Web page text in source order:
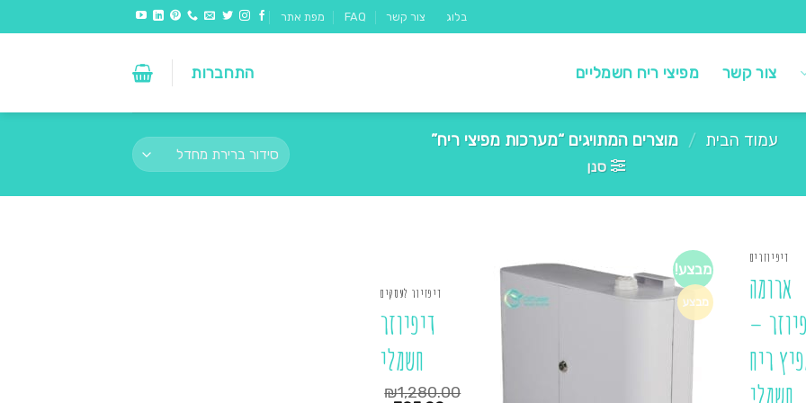
בלוג צור קשר FAQ מפת אתר
צור קשר מפיצי ריח חשמליים התחברות
עמוד הבית / מוצרים המתויגים “מערכות מפיצי ריח”
סנן
דיפיוזרים
ארומה
–
ריח
חשמלי
מבצע!
מבצע
דיפזיור לעסקים
דיפיוזר
חשמלי
₪1,280.00